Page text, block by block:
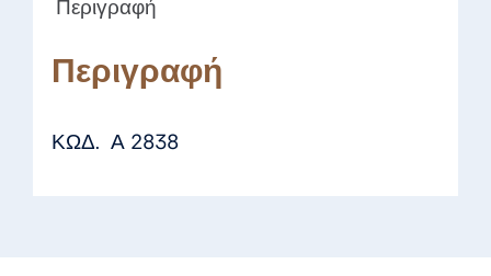
Περιγραφή
Περιγραφή
ΚΩΔ. Α 2838